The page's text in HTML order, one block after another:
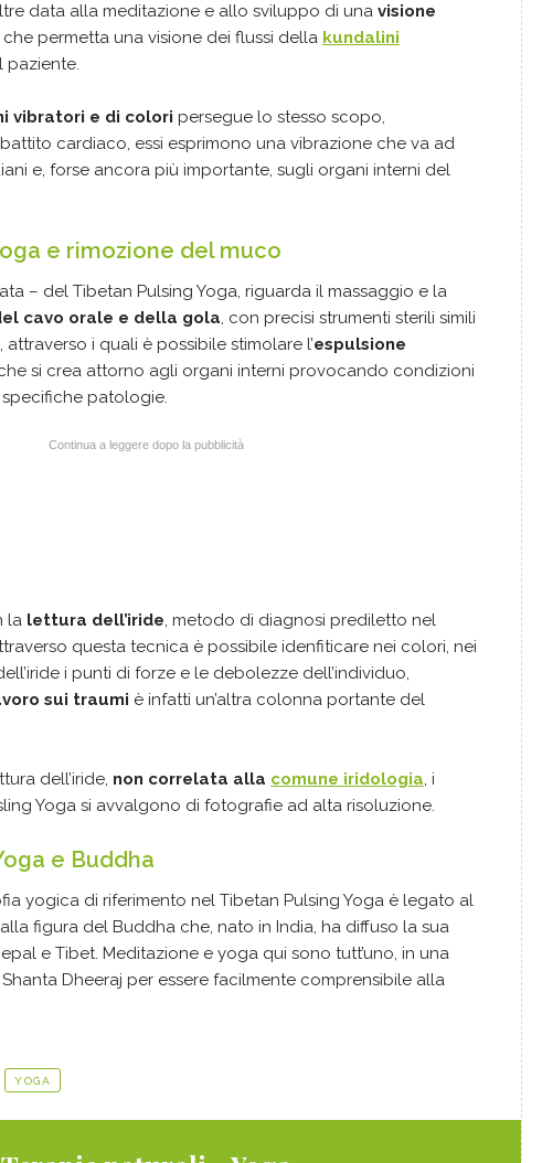
data alla meditazione e allo sviluppo di una visione
che permetta una visione dei flussi della kundalini
paziente.
vibratori e di colori persegue lo stesso scopo,
cardiaco, essi esprimono una vibrazione che va ad
e, forse ancora più importante, sugli organi interni del
e rimozione del muco
– del Tibetan Pulsing Yoga, riguarda il massaggio e la
cavo orale e della gola, con precisi strumenti sterili simili
i quali è possibile stimolare l’espulsione
si crea attorno agli organi interni provocando condizioni
patologie.
Continua a leggere dopo la pubblicità
la lettura dell’iride, metodo di diagnosi prediletto nel
questa tecnica è possibile idenfiticare nei colori, nei
i punti di forze e le debolezze dell’individuo,
sui traumi è infatti un’altra colonna portante del
dell’iride, non correlata alla comune iridologia, i
Yoga si avvalgono di fotografie ad alta risoluzione.
e Buddha
yogica di riferimento nel Tibetan Pulsing Yoga è legato al
figura del Buddha che, nato in India, ha diffuso la sua
e Tibet. Meditazione e yoga qui sono tutt’uno, in una
Dheeraj per essere facilmente comprensibile alla
YOGA